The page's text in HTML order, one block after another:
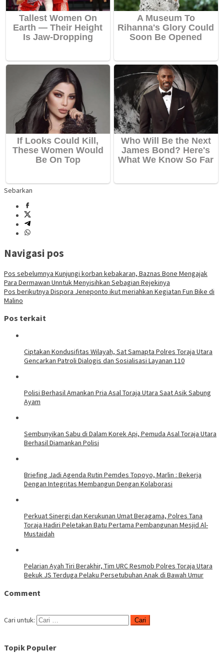
Sebarkan
Navigasi pos
Pos sebelumnya Kunjungi korban kebakaran, Baznas Bone Mengajak
Para Dermawan Unntuk Menyisihkan Sebagian Rejekinya
Pos berikutnya Dispora Jeneponto ikut meriahkan Kegiatan Fun Bike di
Malino
Pos terkait
Ciptakan Kondusifitas Wilayah, Sat Samapta Polres Toraja Utara
Gencarkan Patroli Dialogis dan Sosialisasi Layanan 110
Polisi Berhasil Amankan Pria Asal Toraja Utara Saat Asik Sabung
Ayam
Sembunyikan Sabu di Dalam Korek Api, Pemuda Asal Toraja Utara
Berhasil Diamankan Polisi
Briefing Jadi Agenda Rutin Pemdes Topoyo, Marlin : Bekerja
Dengan Integritas Membangun Dengan Kolaborasi
Perkuat Sinergi dan Kerukunan Umat Beragama, Polres Tana
Toraja Hadiri Peletakan Batu Pertama Pembangunan Mesjid Al-
Mustaidah
Pelarian Ayah Tiri Berakhir, Tim URC Resmob Polres Toraja Utara
Bekuk JS Terduga Pelaku Persetubuhan Anak di Bawah Umur
Comment
Cari untuk:
Topik Populer